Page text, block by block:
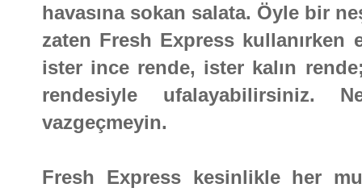
havasına sokan salata. Öyle bir
zaten Fresh Express kullanırken
ister ince rende, ister kalın
rendesiyle ufalayabilirsiniz.
vazgeçmeyin.
Fresh Express kesinlikle her